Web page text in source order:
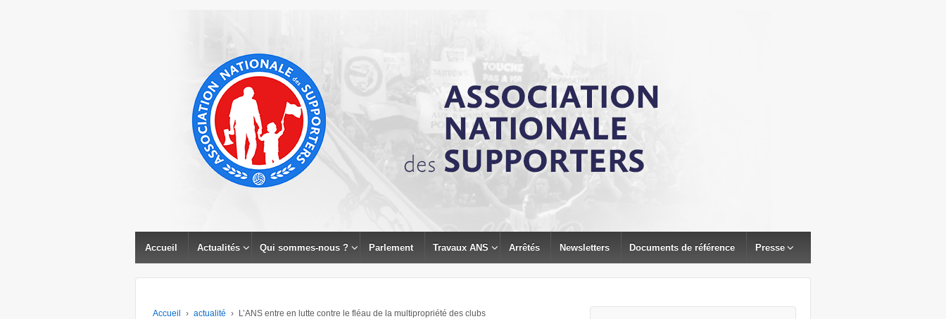
Accueil Actualités Qui sommes-nous ? Parlement Travaux ANS Arrêtés Newsletters Documents de référence Presse
Accueil › actualité › L’ANS entre en lutte contre le fléau de la multipropriété des clubs